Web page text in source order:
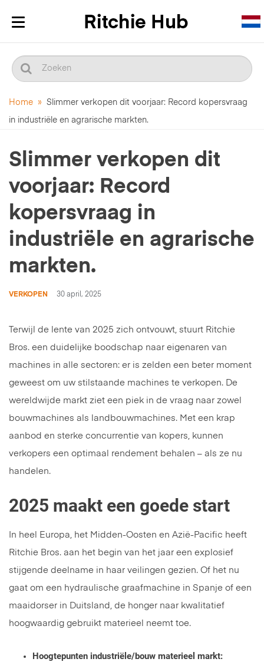
Navigatie
Home » Slimmer verkopen dit voorjaar: Record kopersvraag
in industriële en agrarische markten.
Slimmer verkopen dit
voorjaar: Record
kopersvraag in
industriële en agrarische
markten.
VERKOPEN 30 april, 2025
Terwijl de lente van 2025 zich ontvouwt, stuurt Ritchie
Bros. een duidelijke boodschap naar eigenaren van
machines in alle sectoren: er is zelden een beter moment
geweest om uw stilstaande machines te verkopen. De
wereldwijde markt ziet een piek in de vraag naar zowel
bouwmachines als landbouwmachines. Met een krap
aanbod en sterke concurrentie van kopers, kunnen
verkopers een optimaal rendement behalen – als ze nu
handelen.
2025 maakt een goede start
In heel Europa, het Midden-Oosten en Azië-Pacific heeft
Ritchie Bros. aan het begin van het jaar een explosief
stijgende deelname in haar veilingen gezien. Of het nu
gaat om een hydraulische graafmachine in Spanje of een
maaidorser in Duitsland, de honger naar kwalitatief
hoogwaardig gebruikt materieel neemt toe.
Hoogtepunten industriële/bouw materieel markt: